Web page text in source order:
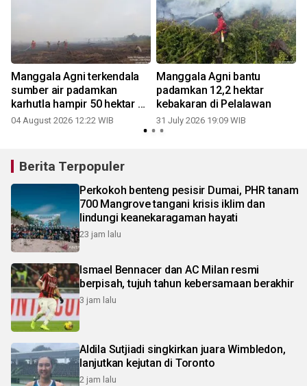
Manggala Agni terkendala
sumber air padamkan
karhutla hampir 50 hektar di
Riau
04 August 2026 12:22 WIB
Manggala Agni bantu
padamkan 12,2 hektar
kebakaran di Pelalawan
31 July 2026 19:09 WIB
Berita Terpopuler
Perkokoh benteng pesisir Dumai, PHR tanam
700 Mangrove tangani krisis iklim dan
lindungi keanekaragaman hayati
23 jam lalu
Ismael Bennacer dan AC Milan resmi
berpisah, tujuh tahun kebersamaan berakhir
3 jam lalu
Aldila Sutjiadi singkirkan juara Wimbledon,
lanjutkan kejutan di Toronto
2 jam lalu